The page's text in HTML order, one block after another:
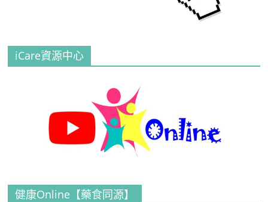
iCare資源中心
健康Online【藥食同源】